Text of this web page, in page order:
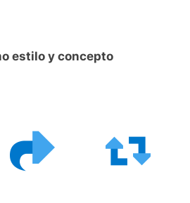
estilo y concepto